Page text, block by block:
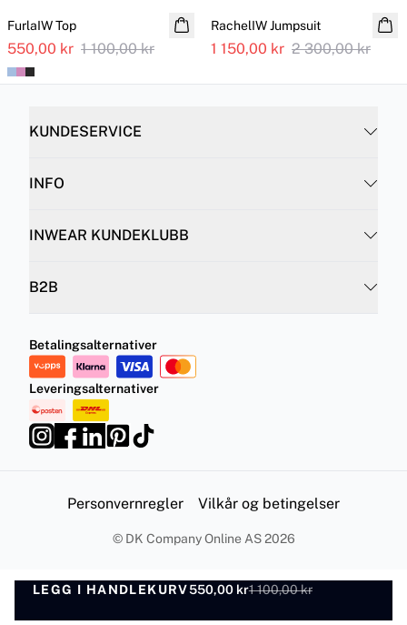
LEGG I HANDLEKURV550,00 kr1 100,00 kr
LEGG I HANDLEKURV
FurlaIW Top
550,00 kr 1 100,00 kr
RachelIW Jumpsuit
1 150,00 kr 2 300,00 kr
KUNDESERVICE
INFO
INWEAR KUNDEKLUBB
B2B
Betalingsalternativer
Leveringsalternativer
Personvernregler Vilkår og betingelser
© DK Company Online AS 2026